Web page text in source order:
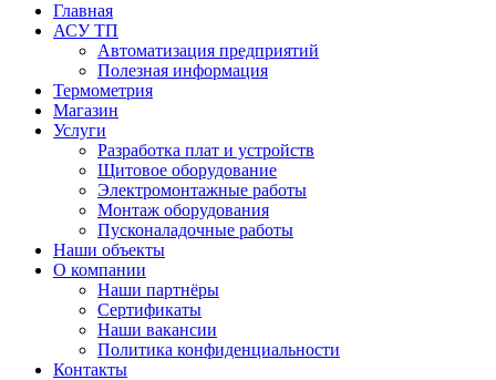
Главная
АСУ ТП
Автоматизация предприятий
Полезная информация
Термометрия
Магазин
Услуги
Разработка плат и устройств
Щитовое оборудование
Электромонтажные работы
Монтаж оборудования
Пусконаладочные работы
Наши объекты
О компании
Наши партнёры
Сертификаты
Наши вакансии
Политика конфиденциальности
Контакты